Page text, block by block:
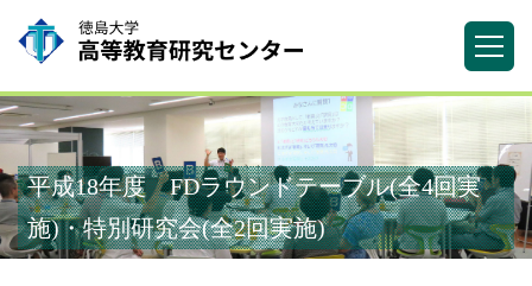
平成18年度 FDラウンドテーブル(全4回実
施)・特別研究会(全2回実施)